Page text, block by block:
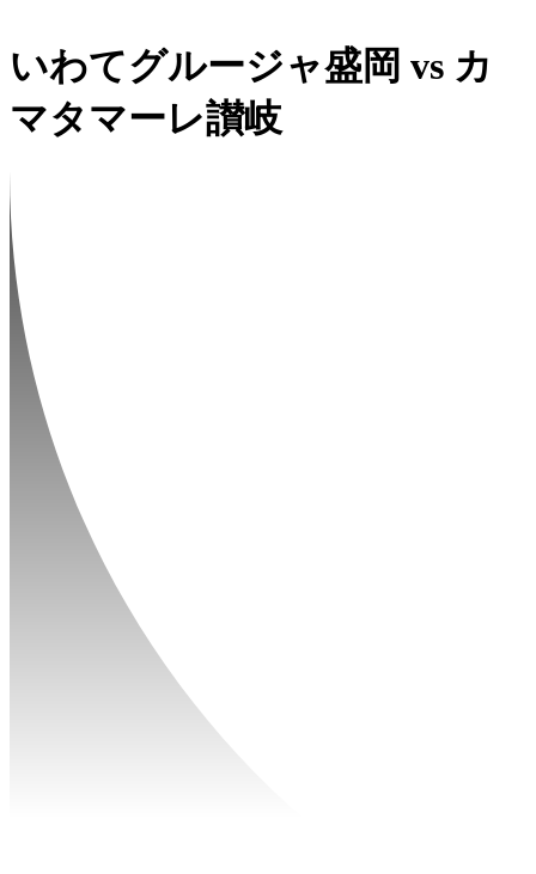
いわてグルージャ盛岡 vs カ
マタマーレ讃岐